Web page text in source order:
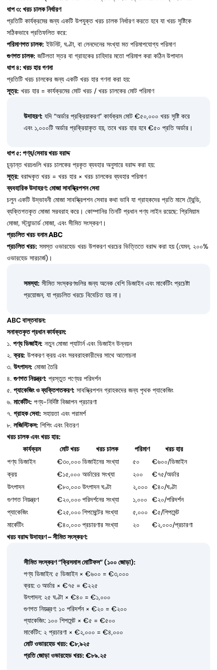
ধাপ ৩: খরচ চালক নির্ধারণ
প্রতিটি কার্যক্রমের জন্য একটি উপযুক্ত খরচ চালক নির্ধারণ করতে হবে যা খরচ সৃষ্টিকে
সঠিকভাবে প্রতিফলিত করে:
পরিমাণগত চালক: ইউনিট, ঘণ্টা, বা লেনদেনের সংখ্যা মত পরিমাপযোগ্য পরিমাণ
গুণগত চালক: জটিলতা স্তর বা গ্রাহকের চাহিদার মতো পরিমাপ করা কঠিন উপাদান
ধাপ ৪: খরচ হার গণনা
প্রতিটি খরচ চালকের জন্য একটি খরচ হার গণনা করা হয়:
সূত্র: খরচ হার = কার্যক্রমের মোট খরচ / খরচ চালকের মোট পরিমাণ
উদাহরণ: যদি “অর্ডার প্রক্রিয়াকরণ” কার্যক্রম মোট €৫০,০০০ খরচ সৃষ্টি করে
এবং ১,০০০টি অর্ডার প্রক্রিয়াকৃত হয়, তবে খরচ হার হবে €৫০ প্রতি অর্ডার।
ধাপ ৫: পণ্য/সেবায় খরচ বরাদ্দ
চূড়ান্ত খরচগুলি খরচ চালকের প্রকৃত ব্যবহার অনুসারে বরাদ্দ করা হয়:
সূত্র: বরাদ্দকৃত খরচ = খরচ হার × খরচ চালকের ব্যবহার পরিমাণ
ব্যবহারিক উদাহরণ: মোজা সাবস্ক্রিপশন সেবা
চলুন একটি উদ্ভাবনী মোজা সাবস্ক্রিপশন সেবার কথা ভাবি যা গ্রাহকদের প্রতি মাসে ট্রেন্ডি,
ব্যক্তিগতকৃত মোজা সরবরাহ করে। কোম্পানির তিনটি প্রধান পণ্য লাইন রয়েছে: প্রিমিয়াম
মোজা, স্ট্যান্ডার্ড মোজা, এবং সীমিত সংস্করণ।
প্রচলিত খরচ বনাম ABC
প্রচলিত খরচ: সমস্ত ওভারহেড খরচ উপকরণ খরচের ভিত্তিতে বরাদ্দ করা হয় (যেমন, ২০০%
ওভারহেড সারচার্জ)।
সমস্যা: সীমিত সংস্করণগুলির জন্য অনেক বেশি ডিজাইন এবং মার্কেটিং প্রচেষ্টা
প্রয়োজন, যা প্রচলিত খরচে বিবেচিত হয় না।
ABC বাস্তবায়ন:
সনাক্তকৃত প্রধান কার্যক্রম:
১. পণ্য ডিজাইন: নতুন মোজা প্যাটার্ন এবং ডিজাইন উন্নয়ন
২.ক্রয়: উপকরণ ক্রয় এবং সরবরাহকারীদের সাথে আলোচনা
৩. উৎপাদন: মোজা তৈরি
৪. গুণগত নিয়ন্ত্রণ: প্রস্তুত পণ্যের পরিদর্শন
৫. প্যাকেজিং ও ব্যক্তিগতকরণ: সাবস্ক্রিপশন গ্রাহকদের জন্য পৃথক প্যাকেজিং
৬. মার্কেটিং: পণ্য-নির্দিষ্ট বিজ্ঞাপন প্রচারণা
৭. গ্রাহক সেবা: সহায়তা এবং পরামর্শ
৮. লজিস্টিকস: শিপিং এবং বিতরণ
খরচ চালক এবং খরচ হার:
কার্যক্রম মোট খরচ খরচ চালক পরিমাণ
খরচ হার
পণ্য ডিজাইন
€৩০,০০০ ডিজাইনের সংখ্যা ৫০
€৬০০/ডিজাইন
ক্রয়
€১৫,০০০ অর্ডারের সংখ্যা ২০০
€৭৫/অর্ডার
উৎপাদন
€৮০,০০০ উৎপাদন ঘণ্টা ২,০০০ €৪০/ঘণ্টা
গুণগত নিয়ন্ত্রণ
€২০,০০০ পরিদর্শনের সংখ্যা ১,০০০
€২০/পরিদর্শন
প্যাকেজিং
€২৫,০০০ শিপমেন্টের সংখ্যা ৫,০০০ €৫/শিপমেন্ট
মার্কেটিং
€৪০,০০০ প্রচারণার সংখ্যা ২০ €২,০০০/প্রচারণা
খরচ বরাদ্দ উদাহরণ – সীমিত সংস্করণ:
সীমিত সংস্করণ “ক্রিসমাস মোটিফস” (১০০ জোড়া):
পণ্য ডিজাইন: ৫ ডিজাইন × €৬০০ = €৩,০০০
ক্রয়: ৩ অর্ডার × €৭৫ = €২২৫
উৎপাদন: ২৫ ঘণ্টা × €৪০ = €১,০০০
গুণগত নিয়ন্ত্রণ: ১০ পরিদর্শন × €২০ = €২০০
প্যাকেজিং: ১০০ শিপমেন্ট × €৫ = €৫০০
মার্কেটিং: ২ প্রচারণা × €২,০০০ = €৪,০০০
মোট ওভারহেড খরচ: €৮,৯২৫
প্রতি জোড়া ওভারহেড খরচ: €৮৯.২৫